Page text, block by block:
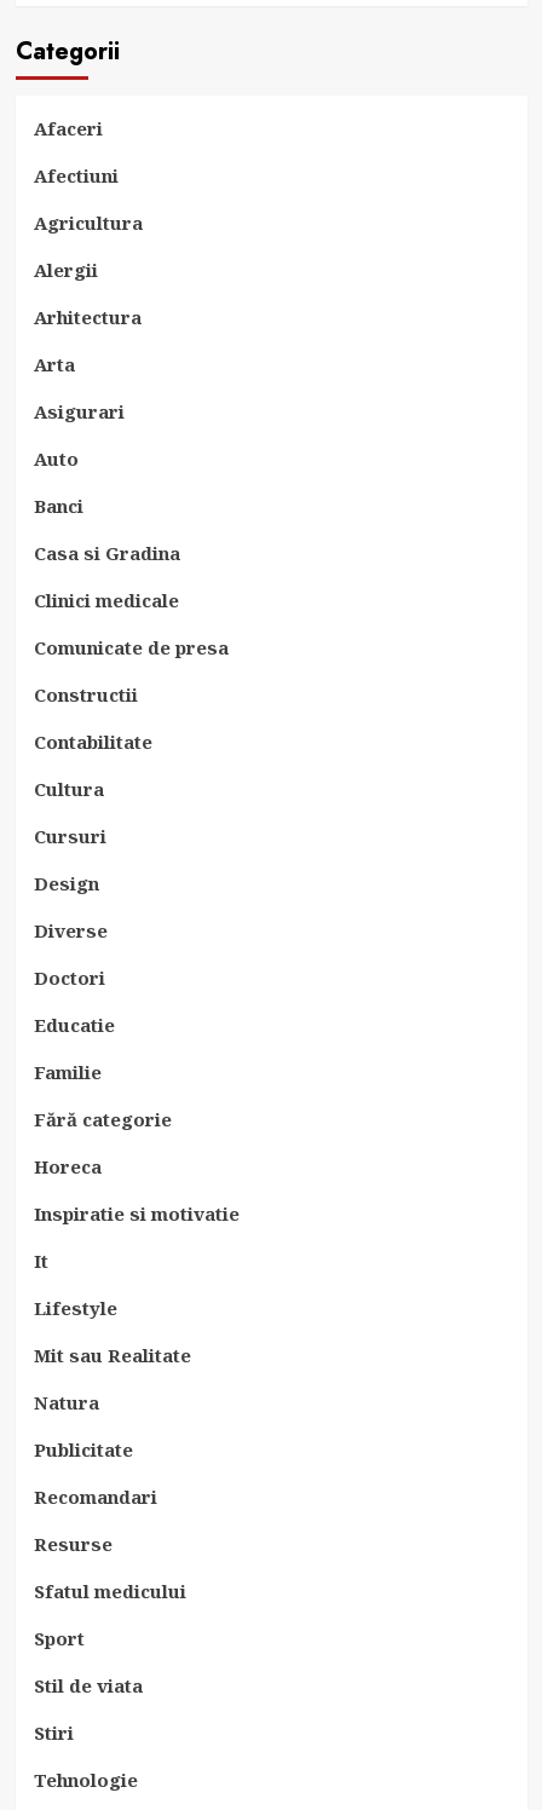
Categorii
Afaceri
Afectiuni
Agricultura
Alergii
Arhitectura
Arta
Asigurari
Auto
Banci
Casa si Gradina
Clinici medicale
Comunicate de presa
Constructii
Contabilitate
Cultura
Cursuri
Design
Diverse
Doctori
Educatie
Familie
Fără categorie
Horeca
Inspiratie si motivatie
It
Lifestyle
Mit sau Realitate
Natura
Publicitate
Recomandari
Resurse
Sfatul medicului
Sport
Stil de viata
Stiri
Tehnologie